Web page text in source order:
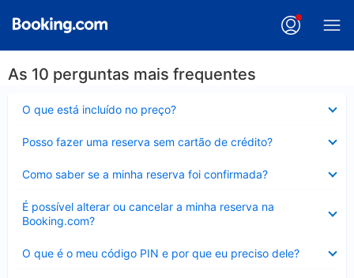
As 10 perguntas mais frequentes
O que está incluído no preço?
Posso fazer uma reserva sem cartão de crédito?
Como saber se a minha reserva foi confirmada?
É possível alterar ou cancelar a minha reserva na
Booking.com?
Contraído
O que é o meu código PIN e por que eu preciso dele?